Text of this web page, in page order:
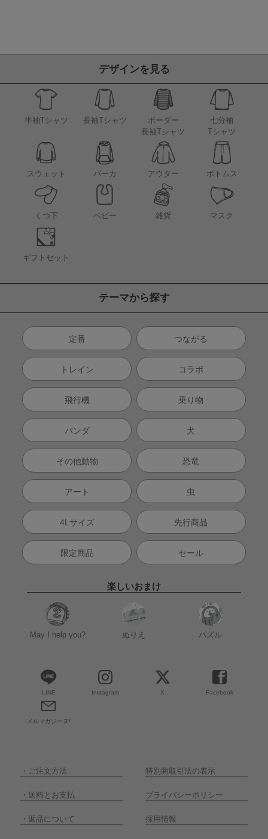
デザインを見る
半袖Tシャツ 長袖Tシャツ
ボーダー
長袖Tシャツ
七分袖
Tシャツ
スウェット パーカ アウター ボトムス
くつ下 ベビー 雑貨 マスク
ギフトセット
テーマから探す
定番 つながる
トレイン コラボ
飛行機 乗り物
パンダ 犬
その他動物 恐竜
アート 虫
4Lサイズ 先行商品
限定商品 セール
楽しいおまけ
May I help you? ぬりえ パズル
LINE Instagram X Facebook
メルマガジーヌ!
・ ご注文方法 特別商取引法の表示
・ 送料とお支払 プライバシーポリシー
・ 返品について 採用情報